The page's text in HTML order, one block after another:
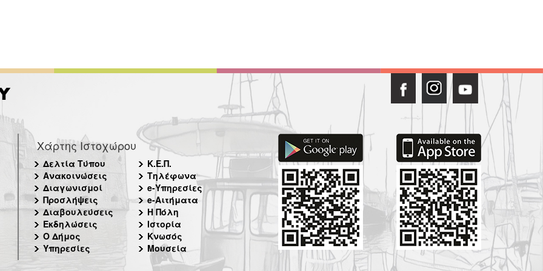
Χάρτης Ιστοχώρου
Δελτία Τύπου
Ανακοινώσεις
Διαγωνισμοί
Προσλήψεις
Διαβουλεύσεις
Εκδηλώσεις
Ο Δήμος
Υπηρεσίες
Κ.Ε.Π.
Τηλέφωνα
e-Υπηρεσίες
e-Αιτήματα
Η Πόλη
Ιστορία
Κνωσός
Μουσεία